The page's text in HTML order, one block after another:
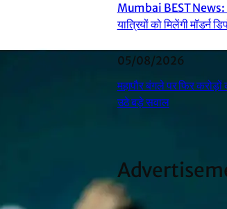
Mumbai BEST News:
यात्रियों को मिलेंगी मॉडर्न
05/08/2026
महापौर बंगले पर फिर
उठे बड़े सवाल